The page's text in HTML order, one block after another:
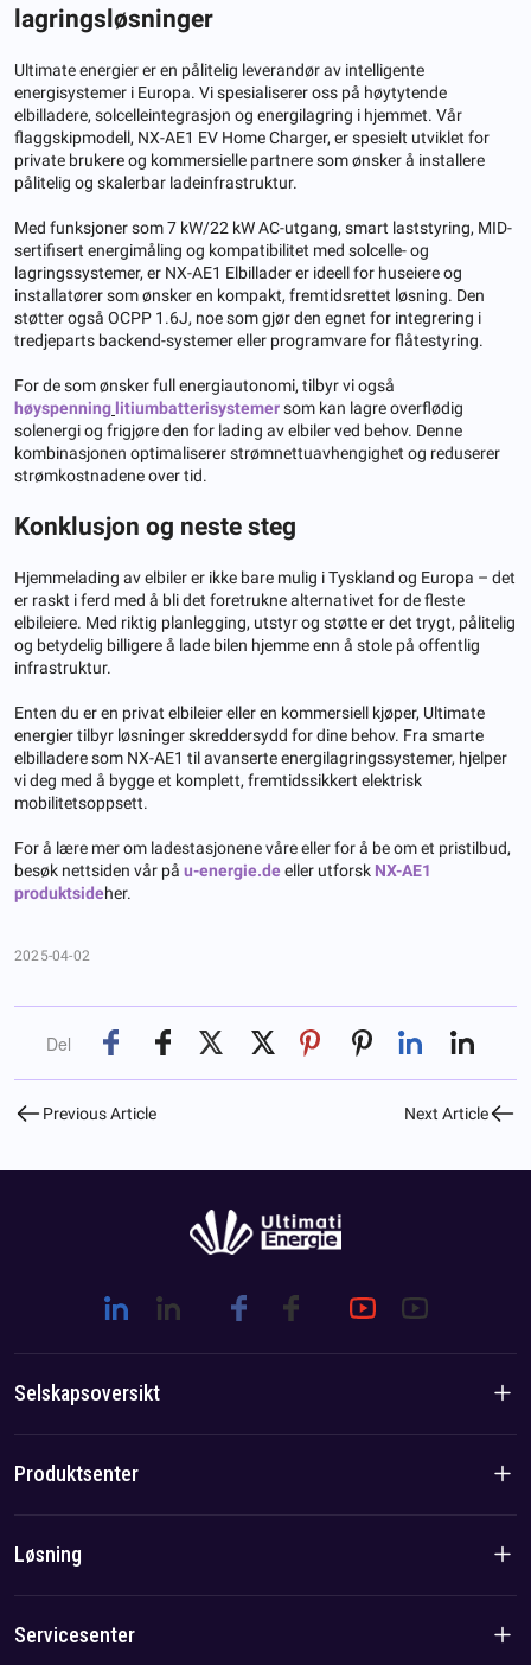
lagringsløsninger
Ultimate energier er en pålitelig leverandør av intelligente
energisystemer i Europa. Vi spesialiserer oss på høytytende
elbilladere, solcelleintegrasjon og energilagring i hjemmet. Vår
flaggskipmodell, NX-AE1 EV Home Charger, er spesielt utviklet for
private brukere og kommersielle partnere som ønsker å installere
pålitelig og skalerbar ladeinfrastruktur.
Med funksjoner som 7 kW/22 kW AC-utgang, smart laststyring, MID-
sertifisert energimåling og kompatibilitet med solcelle- og
lagringssystemer, er NX-AE1 Elbillader er ideell for huseiere og
installatører som ønsker en kompakt, fremtidsrettet løsning. Den
støtter også OCPP 1.6J, noe som gjør den egnet for integrering i
tredjeparts backend-systemer eller programvare for flåtestyring.
For de som ønsker full energiautonomi, tilbyr vi også
høyspenning litiumbatterisystemersom kan lagre overflødig
solenergi og frigjøre den for lading av elbiler ved behov. Denne
kombinasjonen optimaliserer strømnettuavhengighet og reduserer
strømkostnadene over tid.
Konklusjon og neste steg
Hjemmelading av elbiler er ikke bare mulig i Tyskland og Europa – det
er raskt i ferd med å bli det foretrukne alternativet for de fleste
elbileiere. Med riktig planlegging, utstyr og støtte er det trygt, pålitelig
og betydelig billigere å lade bilen hjemme enn å stole på offentlig
infrastruktur.
Enten du er en privat elbileier eller en kommersiell kjøper, Ultimate
energier tilbyr løsninger skreddersydd for dine behov. Fra smarte
elbilladere som NX-AE1 til avanserte energilagringssystemer, hjelper
vi deg med å bygge et komplett, fremtidssikkert elektrisk
mobilitetsoppsett.
For å lære mer om ladestasjonene våre eller for å be om et pristilbud,
besøk nettsiden vår på u-energie.deeller utforsk NX-AE1
produktsideher.
2025-04-02
Del
Previous Article Next Article
Selskapsoversikt
Introduksjon til selskapet
Lag-/lokalfordel
Produktsenter
Boligprodukter
Løsning
Løsning
Servicesenter